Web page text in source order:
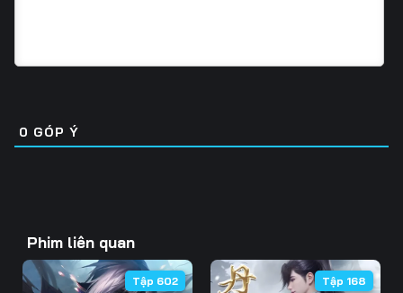
31 32 33
37 38 39
46 47 48
0 GÓP Ý
Phim liên quan
Tập 602 Tập 168